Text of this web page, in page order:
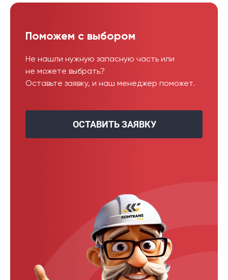
Поможем с выбором
Не нашли нужную запасную часть или
не можете выбрать?
Оставьте заявку, и наш менеджер поможет.
ОСТАВИТЬ ЗАЯВКУ